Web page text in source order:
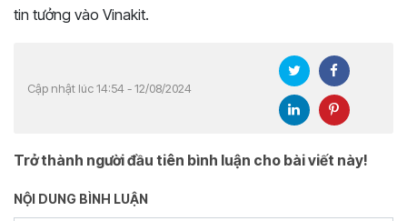
tin tưởng vào Vinakit.
Cập nhật lúc 14:54 - 12/08/2024
Trở thành người đầu tiên bình luận cho bài viết này!
NỘI DUNG BÌNH LUẬN